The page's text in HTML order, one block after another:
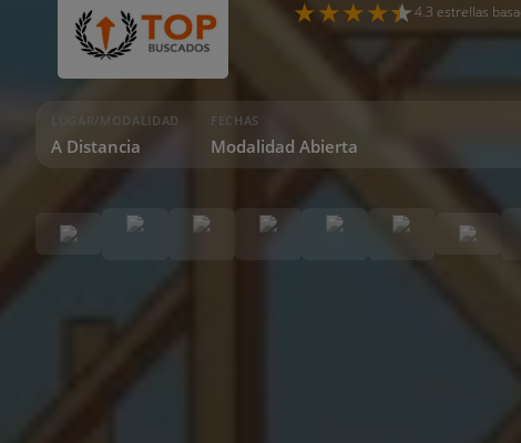
4.3 estrellas
LUGAR/MODALIDAD
A Distancia
FECHAS
Modalidad Abierta